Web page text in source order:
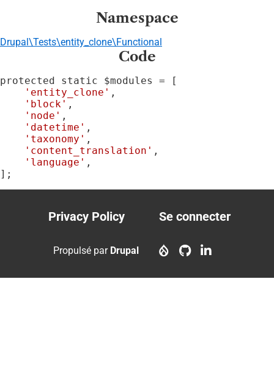
Namespace
Drupal\Tests\entity_clone\Functional
Code
protected static $modules = [
'entity_clone' ,
'block' ,
'node' ,
'datetime' ,
'taxonomy' ,
'content_translation' ,
'language' ,
];
Footer
menu
Privacy Policy
account
Se connecter
Propulsé par Drupal